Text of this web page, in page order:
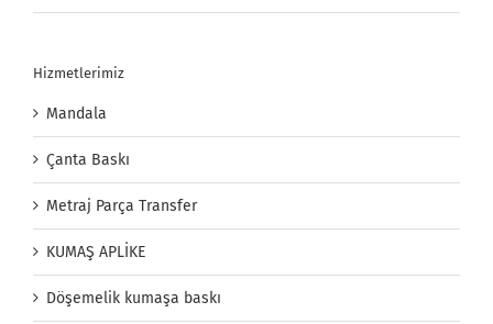
Hizmetlerimiz
Mandala
Çanta Baskı
Metraj Parça Transfer
KUMAŞ APLİKE
Döşemelik kumaşa baskı